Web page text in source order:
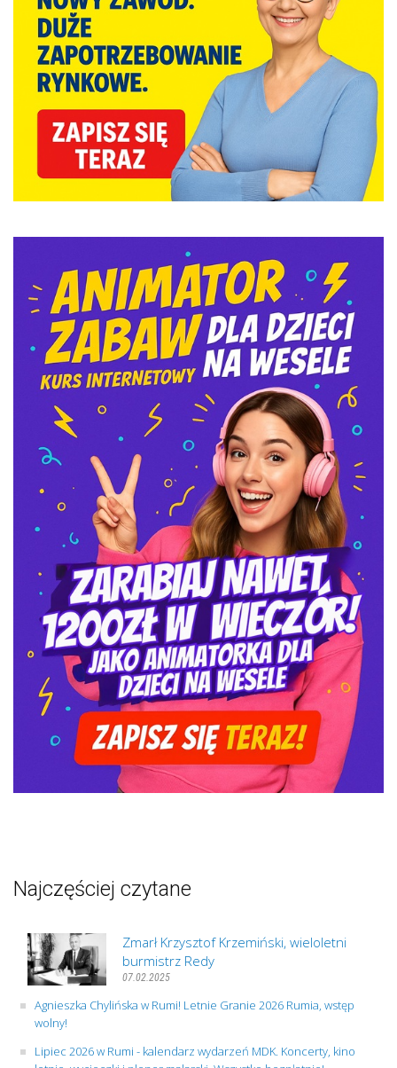
Najczęściej czytane
Zmarł Krzysztof Krzemiński, wieloletni
burmistrz Redy
07.02.2025
Agnieszka Chylińska w Rumi! Letnie Granie 2026 Rumia, wstęp
wolny!
Lipiec 2026 w Rumi - kalendarz wydarzeń MDK. Koncerty, kino